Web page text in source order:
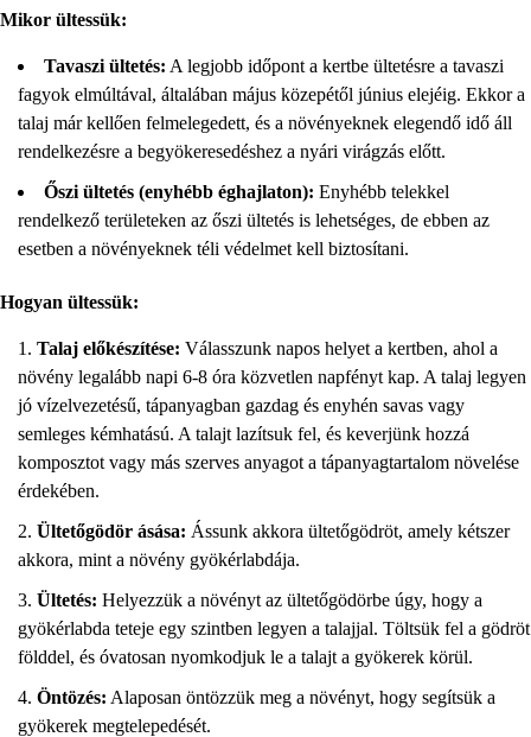
Mikor ültessük:
Tavaszi ültetés: A legjobb időpont a kertbe ültetésre a tavaszi
fagyok elmúltával, általában május közepétől június elejéig. Ekkor a
talaj már kellően felmelegedett, és a növényeknek elegendő idő áll
rendelkezésre a begyökeresedéshez a nyári virágzás előtt.
Őszi ültetés (enyhébb éghajlaton): Enyhébb telekkel
rendelkező területeken az őszi ültetés is lehetséges, de ebben az
esetben a növényeknek téli védelmet kell biztosítani.
Hogyan ültessük:
Talaj előkészítése: Válasszunk napos helyet a kertben, ahol a
növény legalább napi 6-8 óra közvetlen napfényt kap. A talaj legyen
jó vízelvezetésű, tápanyagban gazdag és enyhén savas vagy
semleges kémhatású. A talajt lazítsuk fel, és keverjünk hozzá
komposztot vagy más szerves anyagot a tápanyagtartalom növelése
érdekében.
Ültetőgödör ásása: Ássunk akkora ültetőgödröt, amely kétszer
akkora, mint a növény gyökérlabdája.
Ültetés: Helyezzük a növényt az ültetőgödörbe úgy, hogy a
gyökérlabda teteje egy szintben legyen a talajjal. Töltsük fel a gödröt
földdel, és óvatosan nyomkodjuk le a talajt a gyökerek körül.
Öntözés: Alaposan öntözzük meg a növényt, hogy segítsük a
gyökerek megtelepedését.